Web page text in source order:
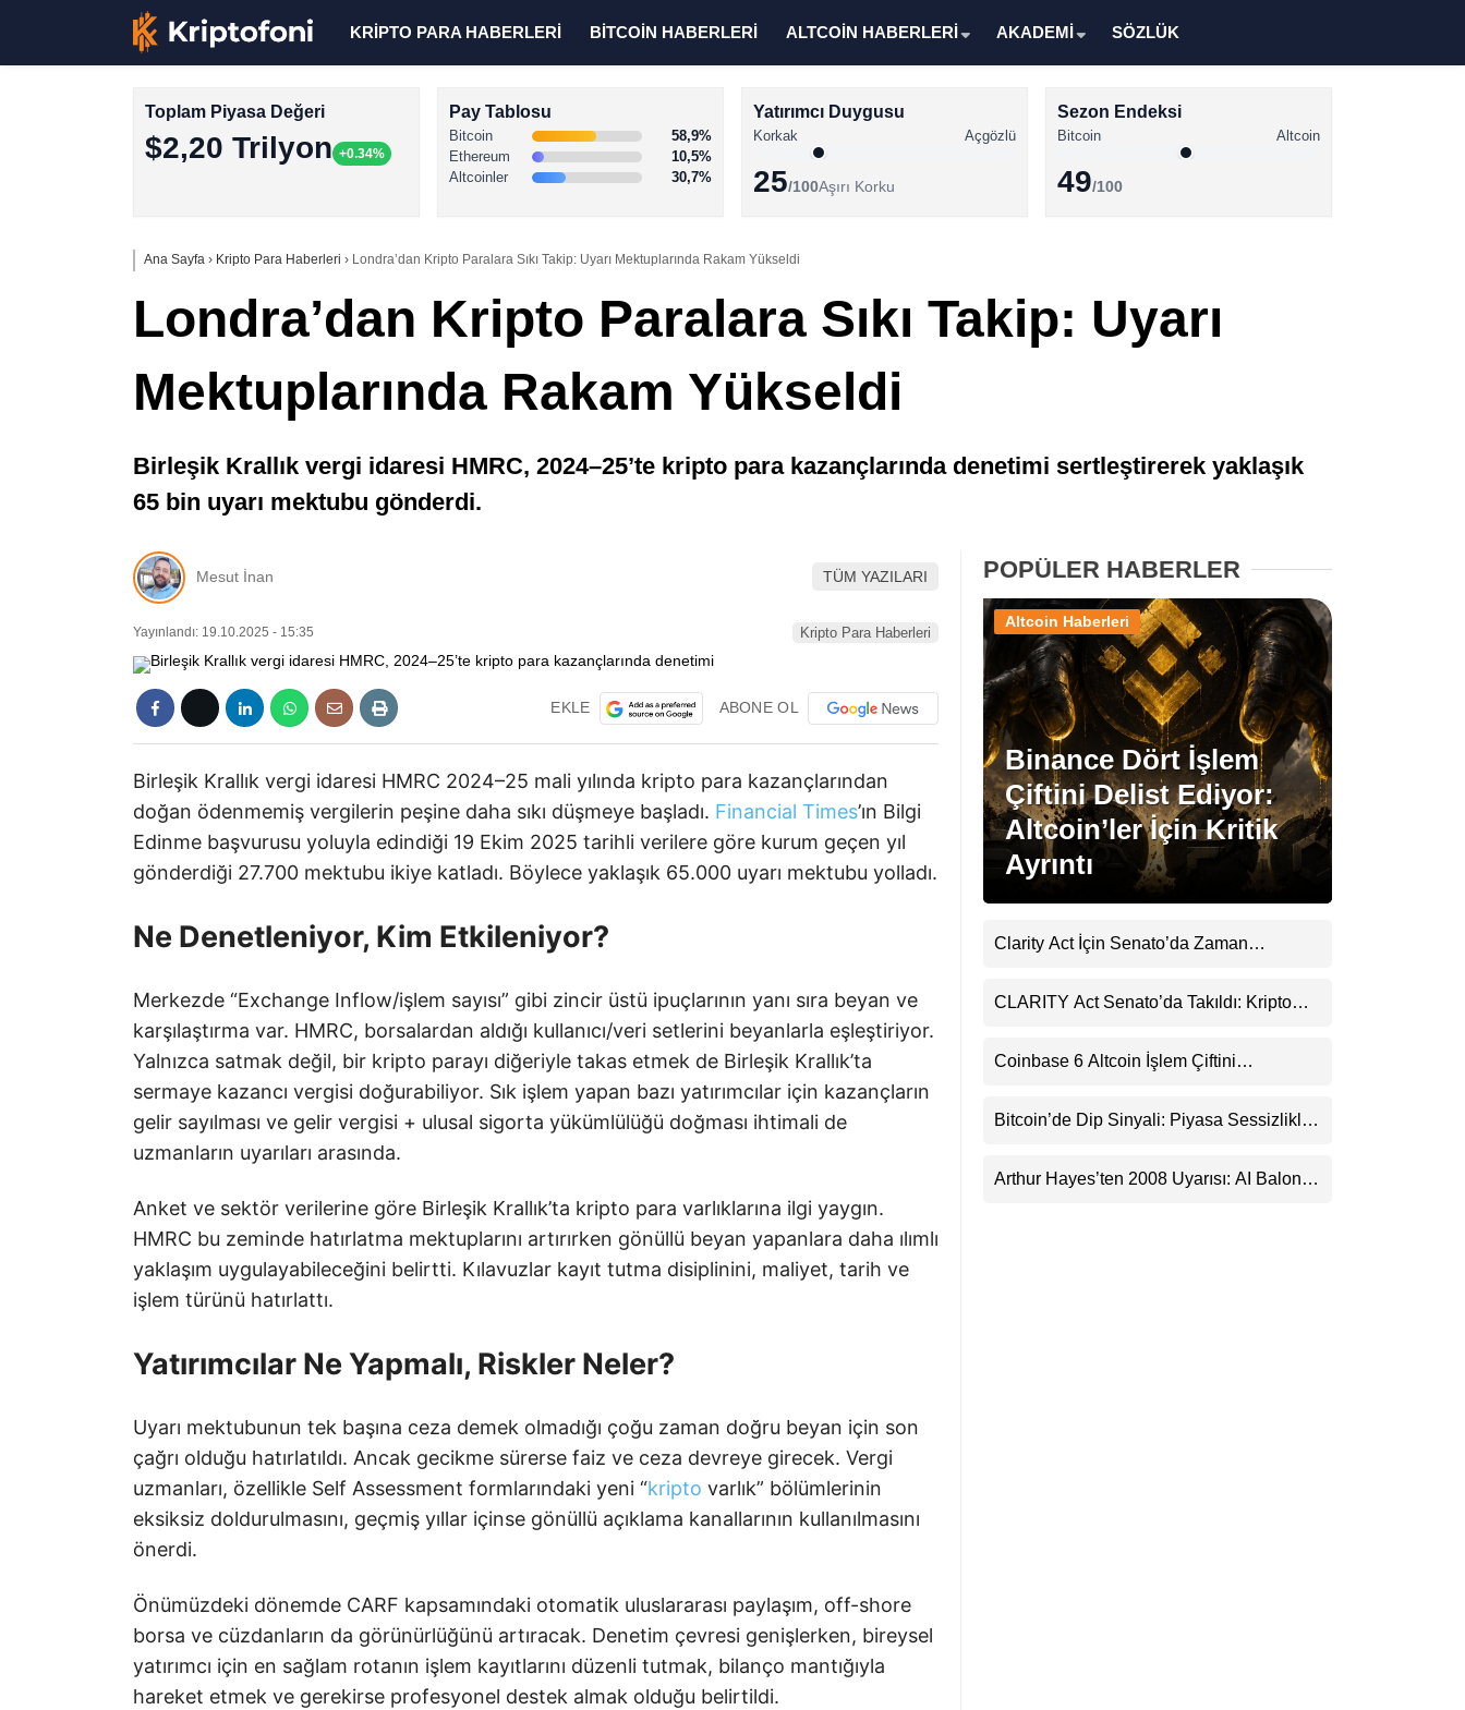
Altcoin Haberleri
Memecoin Haberleri
Facebook
Instagram
Youtube
TikTok
KRİPTO PARA HABERLERİ BİTCOİN HABERLERİ ALTCOİN HABERLERİ AKADEMİ SÖZLÜK
Toplam Piyasa Değeri
$2,20 Trilyon +0.34%
Pay Tablosu
Bitcoin
58,9%
Ethereum
10,5%
Altcoinler
30,7%
Yatırımcı Duygusu
Korkak Açgözlü
25/100Aşırı Korku
Sezon Endeksi
Bitcoin Altcoin
49/100
Ana Sayfa › Kripto Para Haberleri › Londra’dan Kripto Paralara Sıkı Takip: Uyarı Mektuplarında Rakam Yükseldi
Londra’dan Kripto Paralara Sıkı Takip: Uyarı
Mektuplarında Rakam Yükseldi
Birleşik Krallık vergi idaresi HMRC, 2024–25’te kripto para kazançlarında denetimi sertleştirerek yaklaşık
65 bin uyarı mektubu gönderdi.
Mesut İnan TÜM YAZILARI
Yayınlandı: 19.10.2025 - 15:35 Kripto Para Haberleri
EKLE ABONE OL
Birleşik Krallık vergi idaresi HMRC 2024–25 mali yılında kripto para kazançlarından
doğan ödenmemiş vergilerin peşine daha sıkı düşmeye başladı. Financial Times’ın Bilgi
Edinme başvurusu yoluyla edindiği 19 Ekim 2025 tarihli verilere göre kurum geçen yıl
gönderdiği 27.700 mektubu ikiye katladı. Böylece yaklaşık 65.000 uyarı mektubu yolladı.
Ne Denetleniyor, Kim Etkileniyor?
Merkezde “Exchange Inflow/işlem sayısı” gibi zincir üstü ipuçlarının yanı sıra beyan ve
karşılaştırma var. HMRC, borsalardan aldığı kullanıcı/veri setlerini beyanlarla eşleştiriyor.
Yalnızca satmak değil, bir kripto parayı diğeriyle takas etmek de Birleşik Krallık’ta
sermaye kazancı vergisi doğurabiliyor. Sık işlem yapan bazı yatırımcılar için kazançların
gelir sayılması ve gelir vergisi + ulusal sigorta yükümlülüğü doğması ihtimali de
uzmanların uyarıları arasında.
Anket ve sektör verilerine göre Birleşik Krallık’ta kripto para varlıklarına ilgi yaygın.
HMRC bu zeminde hatırlatma mektuplarını artırırken gönüllü beyan yapanlara daha ılımlı
yaklaşım uygulayabileceğini belirtti. Kılavuzlar kayıt tutma disiplinini, maliyet, tarih ve
işlem türünü hatırlattı.
Yatırımcılar Ne Yapmalı, Riskler Neler?
Uyarı mektubunun tek başına ceza demek olmadığı çoğu zaman doğru beyan için son
çağrı olduğu hatırlatıldı. Ancak gecikme sürerse faiz ve ceza devreye girecek. Vergi
uzmanları, özellikle Self Assessment formlarındaki yeni “kripto varlık” bölümlerinin
eksiksiz doldurulmasını, geçmiş yıllar içinse gönüllü açıklama kanallarının kullanılmasını
önerdi.
Önümüzdeki dönemde CARF kapsamındaki otomatik uluslararası paylaşım, off-shore
borsa ve cüzdanların da görünürlüğünü artıracak. Denetim çevresi genişlerken, bireysel
yatırımcı için en sağlam rotanın işlem kayıtlarını düzenli tutmak, bilanço mantığıyla
hareket etmek ve gerekirse profesyonel destek almak olduğu belirtildi.
POPÜLER HABERLER
Binance Dört İşlem
Çiftini Delist Ediyor:
Altcoin’ler İçin Kritik
Ayrıntı
Altcoin Haberleri
Clarity Act İçin Senato’da Zaman
CLARITY Act Senato’da Takıldı: Kripto
Coinbase 6 Altcoin İşlem Çiftini
Bitcoin’de Dip Sinyali: Piyasa Sessizlikle
Arthur Hayes’ten 2008 Uyarısı: AI Balonu